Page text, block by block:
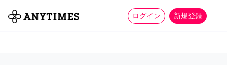
ログイン 新規登録
全て 家事 more_horiz